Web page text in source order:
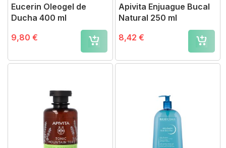
Eucerin Oleogel de
Ducha 400 ml
9,80 €
Apivita Enjuague Bucal
Natural 250 ml
8,42 €